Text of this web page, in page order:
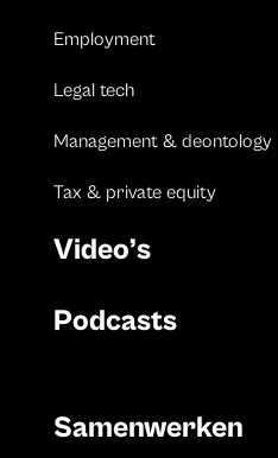
Employment
Legal tech
Management & deontology
Tax & private equity
Video’s
Podcasts
Samenwerken